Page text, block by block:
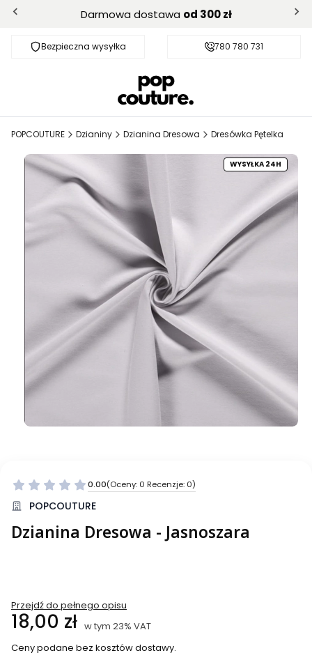
Darmowa dostawa od 300 zł
Bezpieczna wysyłka Darmowa dostawa od 300 zł
780 780 731
POPCOUTURE Dzianiny Dzianina Dresowa Dresówka Pętelka
WYSYŁKA 24H
0.00(Oceny: 0 Recenzje: 0)
Przejdź do sekcji Opinie
POPCOUTURE
Dzianina Dresowa - Jasnoszara
Przejdź do pełnego opisu
Cena
18,00 zł w tym 23% VAT
w tym 23% VAT
Ceny podane bez kosztów dostawy.